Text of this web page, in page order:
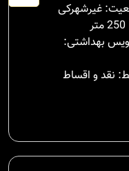
غیرشهرکی
بهداشتی:
نقد و اقساط